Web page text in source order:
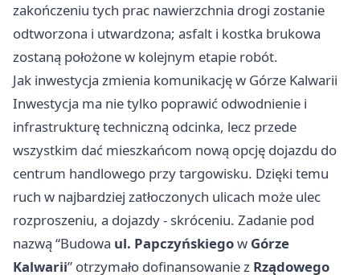
zakończeniu tych prac nawierzchnia drogi zostanie
odtworzona i utwardzona; asfalt i kostka brukowa
zostaną położone w kolejnym etapie robót.
Jak inwestycja zmienia komunikację w Górze Kalwarii
Inwestycja ma nie tylko poprawić odwodnienie i
infrastrukturę techniczną odcinka, lecz przede
wszystkim dać mieszkańcom nową opcję dojazdu do
centrum handlowego przy targowisku. Dzięki temu
ruch w najbardziej zatłoczonych ulicach może ulec
rozproszeniu, a dojazdy - skróceniu. Zadanie pod
nazwą “Budowa ul. Papczyńskiegow Górze
Kalwarii” otrzymało dofinansowanie z Rządowego